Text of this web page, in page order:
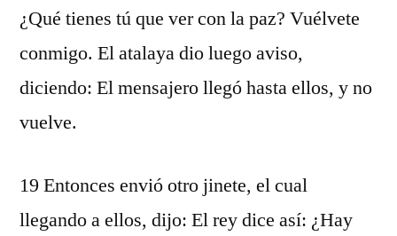
¿Qué tienes tú que ver con la paz? Vuélvete
conmigo. El atalaya dio luego aviso,
diciendo: El mensajero llegó hasta ellos, y no
vuelve.
19 Entonces envió otro jinete, el cual
llegando a ellos, dijo: El rey dice así: ¿Hay